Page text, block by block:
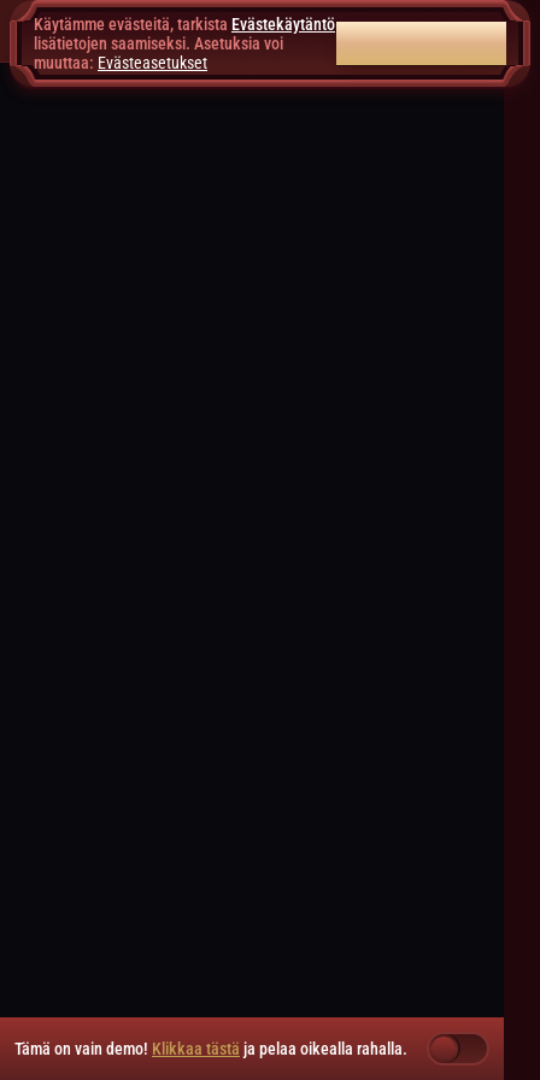
Tämä on vain demo! Klikkaa tästä ja pelaa oikealla rahalla.
Käytämme evästeitä, tarkista Evästekäytäntö
lisätietojen saamiseksi. Asetuksia voi
muuttaa: Evästeasetukset
HYVÄKSY KAIKKI